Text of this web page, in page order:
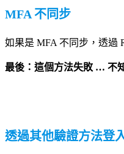
MFA 不同步
如果是 MFA 不同步，透過
最後：這個方法失敗 … 不
透過其他驗證方法登